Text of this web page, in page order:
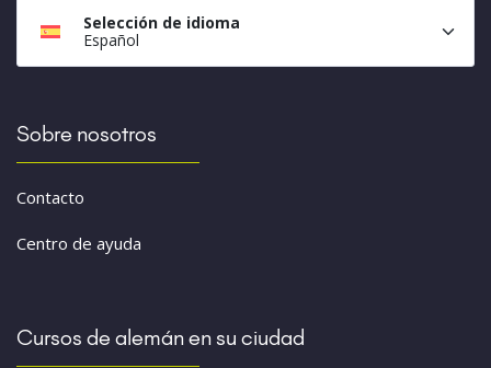
Selección de idioma
Español
Sobre nosotros
Contacto
Centro de ayuda
Cursos de alemán en su ciudad